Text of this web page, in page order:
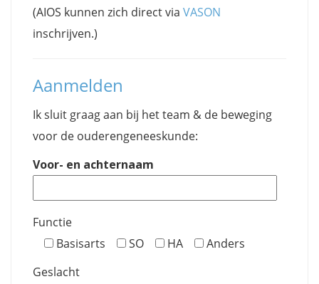
(AIOS kunnen zich direct via VASON
inschrijven.)
Aanmelden
Ik sluit graag aan bij het team & de beweging
voor de ouderengeneeskunde:
Voor- en achternaam
Functie
Basisarts
SO HA
Anders
Geslacht